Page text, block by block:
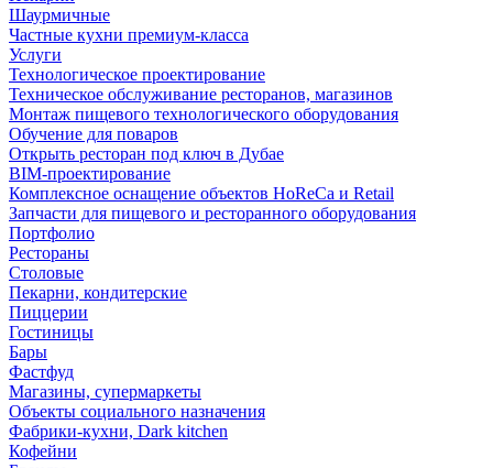
Шаурмичные
Частные кухни премиум-класса
Услуги
Технологическое проектирование
Техническое обслуживание ресторанов, магазинов
Монтаж пищевого технологического оборудования
Обучение для поваров
Открыть ресторан под ключ в Дубае
BIM-проектирование
Комплексное оснащение объектов HoReCa и Retail
Запчасти для пищевого и ресторанного оборудования
Портфолио
Рестораны
Столовые
Пекарни, кондитерские
Пиццерии
Гостиницы
Бары
Фастфуд
Магазины, супермаркеты
Объекты социального назначения
Фабрики-кухни, Dark kitchen
Кофейни